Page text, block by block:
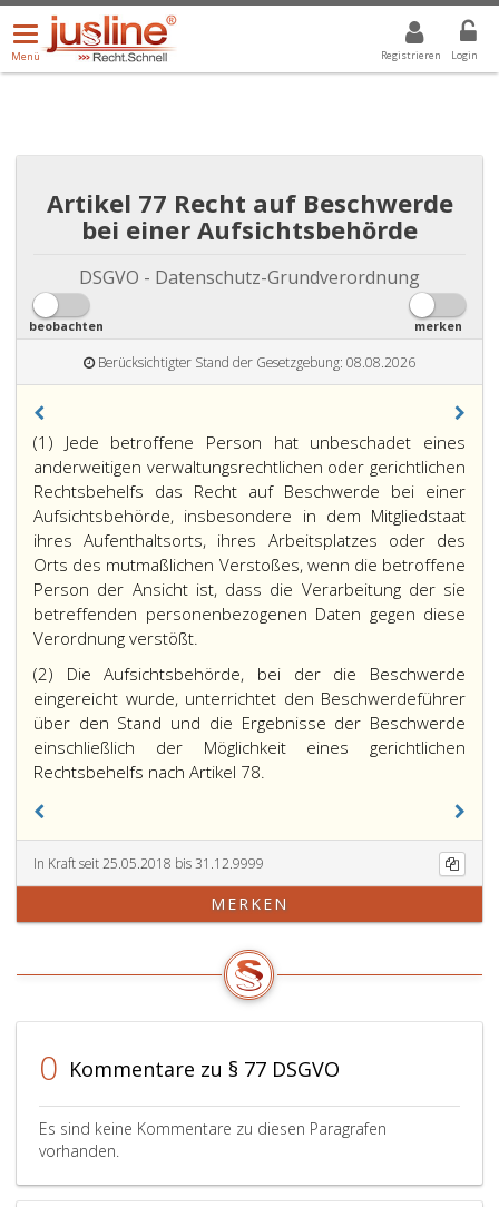
Registrieren Login
Menü
öffnen/schließen
Menü
ALLE DROPDOWN: GEWÄHLTER WERT IST ALLE
Artikel 77 Recht auf Beschwerde
bei einer Aufsichtsbehörde
DSGVO - Datenschutz-Grundverordnung
beobachten merken
Berücksichtigter Stand der Gesetzgebung: 08.08.2026
(1) Jede betroffene Person hat unbeschadet eines
anderweitigen verwaltungsrechtlichen oder gerichtlichen
Rechtsbehelfs das Recht auf Beschwerde bei einer
Aufsichtsbehörde, insbesondere in dem Mitgliedstaat
ihres Aufenthaltsorts, ihres Arbeitsplatzes oder des
Orts des mutmaßlichen Verstoßes, wenn die betroffene
Person der Ansicht ist, dass die Verarbeitung der sie
betreffenden personenbezogenen Daten gegen diese
Verordnung verstößt.
(2) Die Aufsichtsbehörde, bei der die Beschwerde
eingereicht wurde, unterrichtet den Beschwerdeführer
über den Stand und die Ergebnisse der Beschwerde
einschließlich der Möglichkeit eines gerichtlichen
Rechtsbehelfs nach Artikel 78.
In Kraft seit 25.05.2018 bis 31.12.9999
MERKEN
0 Kommentare zu § 77 DSGVO
Es sind keine Kommentare zu diesen Paragrafen
vorhanden.